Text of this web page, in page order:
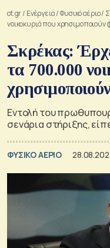
ot.gr/ Ενέργεια/Φυσικό αέριο/
νοικοκυριά που χρησιμοποιούν
Σκρέκας:
τα 700.000
Εντολή του
σενάρια στήριξης,
ΦΥΣΙΚΟ ΑΕΡΙΟ